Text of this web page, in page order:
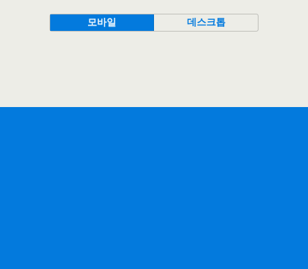
모바일 데스크톱